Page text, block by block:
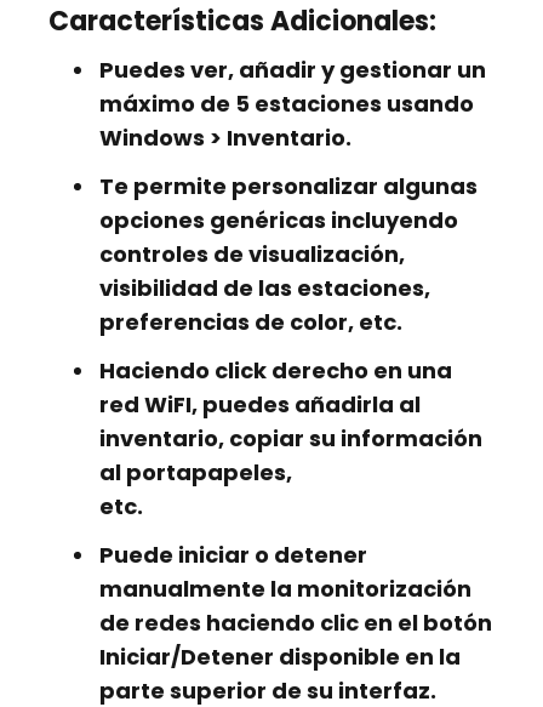
Características Adicionales:
Puedes ver, añadir y gestionar un
máximo de 5 estaciones usando
Windows > Inventario.
Te permite personalizar algunas
opciones genéricas incluyendo
controles de visualización,
visibilidad de las estaciones,
preferencias de color, etc.
Haciendo click derecho en una
red WiFI, puedes añadirla al
inventario, copiar su información
al portapapeles,
etc.
Puede iniciar o detener
manualmente la monitorización
de redes haciendo clic en el botón
Iniciar/Detener disponible en la
parte superior de su interfaz.